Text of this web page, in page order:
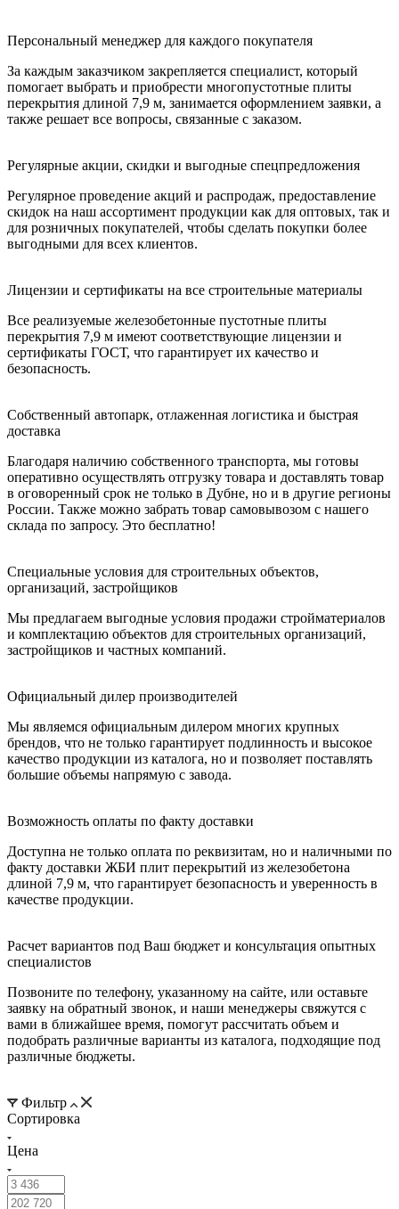
Персональный менеджер для каждого покупателя
За каждым заказчиком закрепляется специалист, который
помогает выбрать и приобрести многопустотные плиты
перекрытия длиной 7,9 м, занимается оформлением заявки, а
также решает все вопросы, связанные с заказом.
Регулярные акции, скидки и выгодные спецпредложения
Регулярное проведение акций и распродаж, предоставление
скидок на наш ассортимент продукции как для оптовых, так и
для розничных покупателей, чтобы сделать покупки более
выгодными для всех клиентов.
Лицензии и сертификаты на все строительные материалы
Все реализуемые железобетонные пустотные плиты
перекрытия 7,9 м имеют соответствующие лицензии и
сертификаты ГОСТ, что гарантирует их качество и
безопасность.
Собственный автопарк, отлаженная логистика и быстрая
доставка
Благодаря наличию собственного транспорта, мы готовы
оперативно осуществлять отгрузку товара и доставлять товар
в оговоренный срок не только в Дубне, но и в другие регионы
России. Также можно забрать товар самовывозом с нашего
склада по запросу. Это бесплатно!
Специальные условия для строительных объектов,
организаций, застройщиков
Мы предлагаем выгодные условия продажи стройматериалов
и комплектацию объектов для строительных организаций,
застройщиков и частных компаний.
Официальный дилер производителей
Мы являемся официальным дилером многих крупных
брендов, что не только гарантирует подлинность и высокое
качество продукции из каталога, но и позволяет поставлять
большие объемы напрямую с завода.
Возможность оплаты по факту доставки
Доступна не только оплата по реквизитам, но и наличными по
факту доставки ЖБИ плит перекрытий из железобетона
длиной 7,9 м, что гарантирует безопасность и уверенность в
качестве продукции.
Расчет вариантов под Ваш бюджет и консультация опытных
специалистов
Позвоните по телефону, указанному на сайте, или оставьте
заявку на обратный звонок, и наши менеджеры свяжутся с
вами в ближайшее время, помогут рассчитать объем и
подобрать различные варианты из каталога, подходящие под
различные бюджеты.
Фильтр
Сортировка
Цена